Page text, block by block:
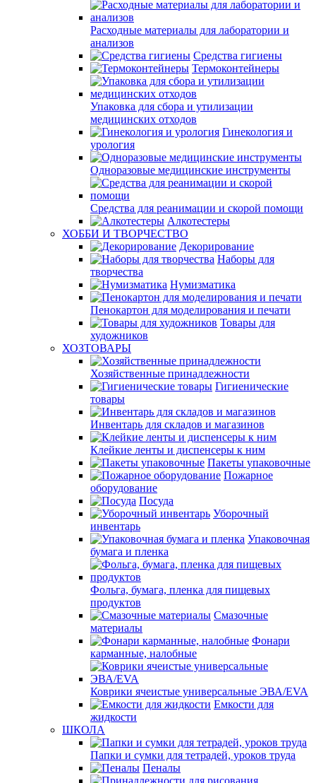
Расходные материалы для лаборатории и
анализов
Средства гигиены
Термоконтейнеры
Упаковка для сбора и утилизации
медицинских отходов
Гинекология и
урология
Одноразовые медицинские инструменты
Средства для реанимации и скорой помощи
Алкотестеры
ХОББИ И ТВОРЧЕСТВО
Декорирование
Наборы для
творчества
Нумизматика
Пенокартон для моделирования и печати
Товары для
художников
ХОЗТОВАРЫ
Хозяйственные принадлежности
Гигиенические
товары
Инвентарь для складов и магазинов
Клейкие ленты и диспенсеры к ним
Пакеты упаковочные
Пожарное
оборудование
Посуда
Уборочный
инвентарь
Упаковочная
бумага и пленка
Фольга, бумага, пленка для пищевых
продуктов
Смазочные
материалы
Фонари
карманные, налобные
Коврики ячеистые универсальные ЭВА/EVA
Емкости для
жидкости
ШКОЛА
Папки и сумки для тетрадей, уроков труда
Пеналы